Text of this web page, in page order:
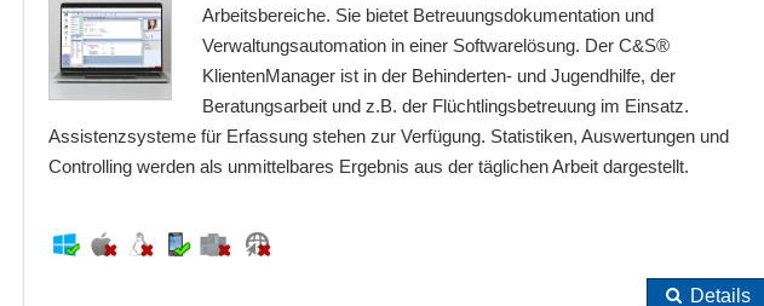
Arbeitsbereiche. Sie bietet Betreuungsdokumentation und
Verwaltungsautomation in einer Softwarelösung. Der C&S®
KlientenManager ist in der Behinderten- und Jugendhilfe, der
Beratungsarbeit und z.B. der Flüchtlingsbetreuung im Einsatz.
Assistenzsysteme für Erfassung stehen zur Verfügung. Statistiken, Auswertungen und
Controlling werden als unmittelbares Ergebnis aus der täglichen Arbeit dargestellt.
Details